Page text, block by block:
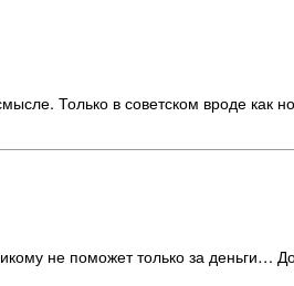
Только в советском вроде как
не поможет только за деньги…